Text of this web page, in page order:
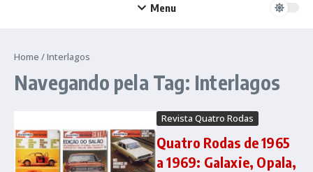
Menu
Home /Interlagos
Navegando pela Tag: Interlagos
Revista Quatro Rodas
Quatro Rodas de 1965
a 1969: Galaxie, Opala,